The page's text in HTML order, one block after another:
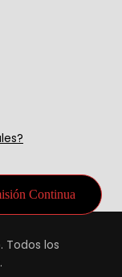
Todos los
Continua